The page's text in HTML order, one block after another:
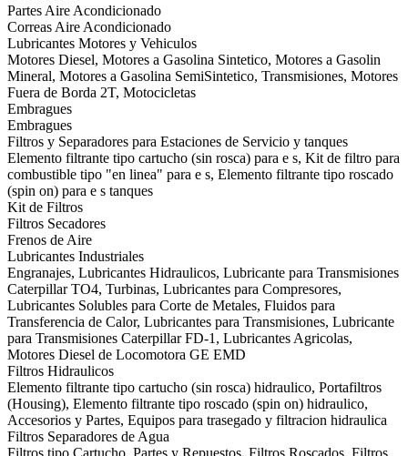
Partes Aire Acondicionado
Correas Aire Acondicionado
Lubricantes Motores y Vehiculos
Motores Diesel, Motores a Gasolina Sintetico, Motores a Gasolin
Mineral, Motores a Gasolina SemiSintetico, Transmisiones, Motores
Fuera de Borda 2T, Motocicletas
Embragues
Embragues
Filtros y Separadores para Estaciones de Servicio y tanques
Elemento filtrante tipo cartucho (sin rosca) para e s, Kit de filtro para
combustible tipo "en linea" para e s, Elemento filtrante tipo roscado
(spin on) para e s tanques
Kit de Filtros
Filtros Secadores
Frenos de Aire
Lubricantes Industriales
Engranajes, Lubricantes Hidraulicos, Lubricante para Transmisiones
Caterpillar TO4, Turbinas, Lubricantes para Compresores,
Lubricantes Solubles para Corte de Metales, Fluidos para
Transferencia de Calor, Lubricantes para Transmisiones, Lubricante
para Transmisiones Caterpillar FD-1, Lubricantes Agricolas,
Motores Diesel de Locomotora GE EMD
Filtros Hidraulicos
Elemento filtrante tipo cartucho (sin rosca) hidraulico, Portafiltros
(Housing), Elemento filtrante tipo roscado (spin on) hidraulico,
Accesorios y Partes, Equipos para trasegado y filtracion hidraulica
Filtros Separadores de Agua